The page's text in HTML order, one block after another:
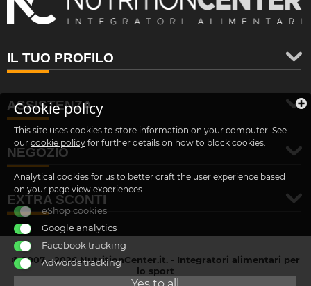
IL TUO PROFILO
ASSISTENZA
NEGOZIO
EXTRA SCONTI
© 2007 - 2026 NutritionCenter.it. - Integratori alimentari per
lo sport
customer@nutritioncenter.it
Cookie policy
This site uses cookies to store information on your computer. See
our cookie policy for further details on how to block cookies.
Analytical cookies for us to better craft the user experience based
on your page view experiences.
eShop cookies
Google analytics
Facebook tracking
Adwords tracking